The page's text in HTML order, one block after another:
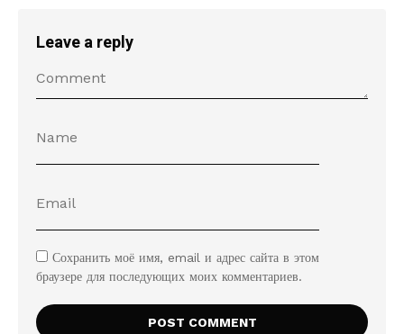
Leave a reply
Сохранить моё имя, email и адрес сайта в этом
браузере для последующих моих комментариев.